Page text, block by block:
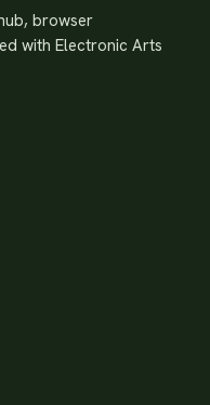
browser
with Electronic Arts